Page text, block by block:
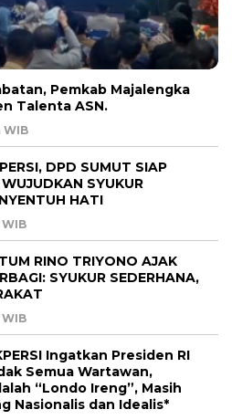
Pemkab Majalengka
Talenta ASN.
WIB
DPD SUMUT SIAP
SYUKUR
HATI
RINO TRIYONO AJAK
SYUKUR SEDERHANA,
Ingatkan Presiden RI
Semua Wartawan,
“Londo Ireng”, Masih
Nasionalis dan Idealis*